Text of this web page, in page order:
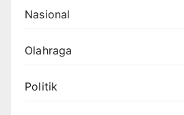
Nasional
Olahraga
Politik